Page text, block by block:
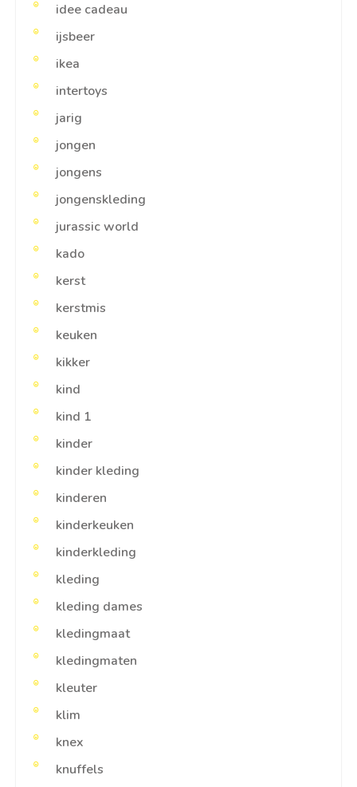
idee cadeau
ijsbeer
ikea
intertoys
jarig
jongen
jongens
jongenskleding
jurassic world
kado
kerst
kerstmis
keuken
kikker
kind
kind 1
kinder
kinder kleding
kinderen
kinderkeuken
kinderkleding
kleding
kleding dames
kledingmaat
kledingmaten
kleuter
klim
knex
knuffels